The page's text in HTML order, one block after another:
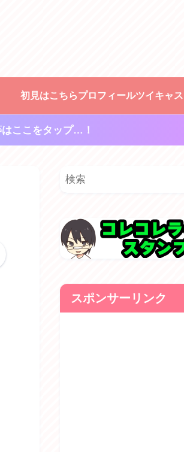
初見はこちらプロフィールツイキャ
ここをタップ…！
スポンサーリンク